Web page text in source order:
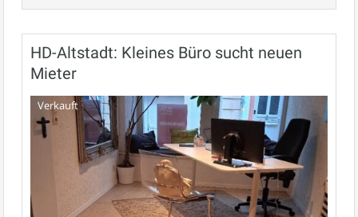
HD-Altstadt: Kleines Büro sucht neuen
Mieter
Verkauft